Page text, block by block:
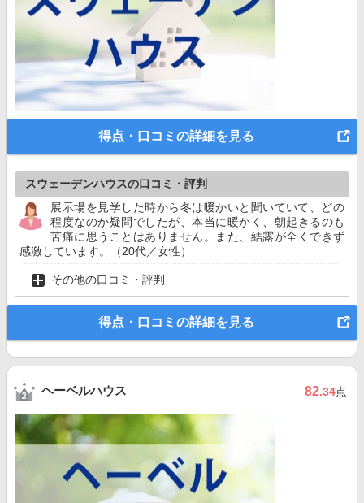
得点・口コミの詳細を見る
スウェーデンハウスの口コミ・評判
展示場を見学した時から冬は暖かいと聞いていて、どの
程度なのか疑問でしたが、本当に暖かく、朝起きるのも
苦痛に思うことはありません。また、結露が全くできず
感激しています。（20代／女性）
その他の口コミ・評判
得点・口コミの詳細を見る
ヘーベルハウス 82.34点